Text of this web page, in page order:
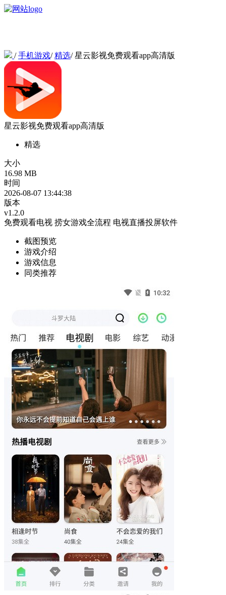
/手机游戏/精选/星云影视免费观看app高清版
星云影视免费观看app高清版
精选
大小
16.98 MB
时间
2026-08-07 13:44:38
版本
v1.2.0
免费观看电视 捞女游戏全流程 电视直播投屏软件
截图预览
游戏介绍
游戏信息
同类推荐